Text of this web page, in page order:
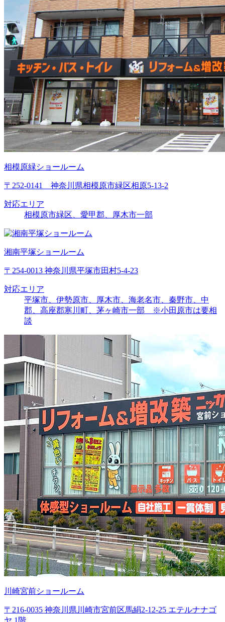
相模原緑ショールーム
〒252-0141 神奈川県相模原市緑区相原5-13-2
対応エリア
相模原市緑区、愛甲郡、厚木市一部
湘南平塚ショールーム
〒254-0013 神奈川県平塚市田村5-4-23
対応エリア
平塚市、伊勢原市、厚木市、海老名市、秦野市、中
郡、高座郡寒川町、茅ヶ崎市一部 ※小田原市は要相
談
川崎宮前ショールーム
〒216-0035 神奈川県川崎市宮前区馬絹2-12-25 エテルナナゴ
ヤ 1階